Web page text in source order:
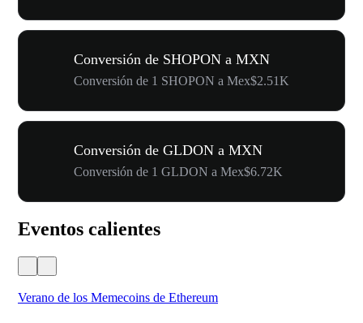
Conversión de SHOPON a MXN
Conversión de 1 SHOPON a Mex$2.51K
Conversión de GLDON a MXN
Conversión de 1 GLDON a Mex$6.72K
Eventos calientes
Verano de los Memecoins de Ethereum